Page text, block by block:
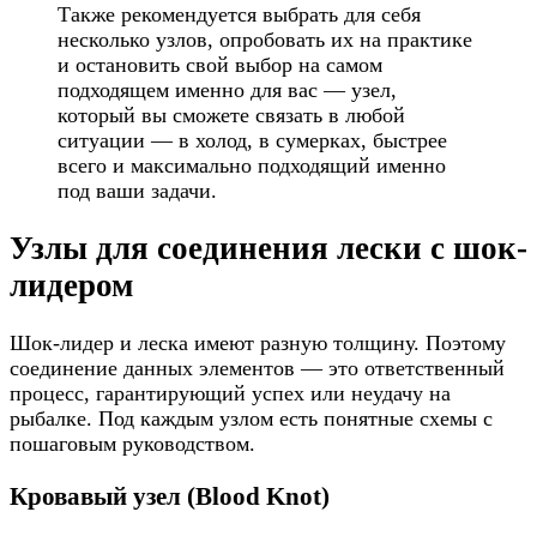
Также рекомендуется выбрать для себя
несколько узлов, опробовать их на практике
и остановить свой выбор на самом
подходящем именно для вас — узел,
который вы сможете связать в любой
ситуации — в холод, в сумерках, быстрее
всего и максимально подходящий именно
под ваши задачи.
Узлы для соединения лески с шок-
лидером
Шок-лидер и леска имеют разную толщину. Поэтому
соединение данных элементов — это ответственный
процесс, гарантирующий успех или неудачу на
рыбалке. Под каждым узлом есть понятные схемы с
пошаговым руководством.
Кровавый узел (Blood Knot)